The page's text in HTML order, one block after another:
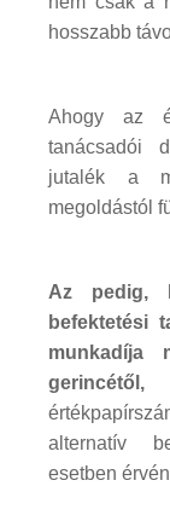
hosszabb
Ahogy az
tanácsadói
jutalék a
megoldástól
Az pedig,
befektetési
munkadíja
alternatív
esetben